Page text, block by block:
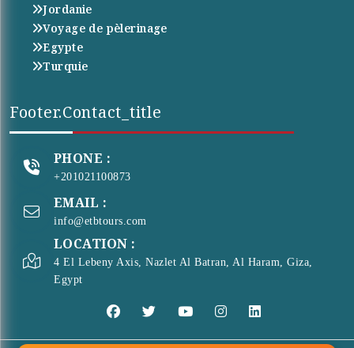
Jordanie
Voyage de pèlerinage
Egypte
Turquie
Footer.contact_title
PHONE :
+201021100873
EMAIL :
info@etbtours.com
LOCATION :
4 El Lebeny Axis, Nazlet Al Batran, Al Haram, Giza,
Egypt